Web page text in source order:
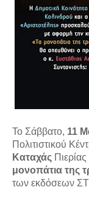
Το Σάββατο, 11
Πολιτιστικού
Καταχάς
μονοπάτια της
των εκδόσεων